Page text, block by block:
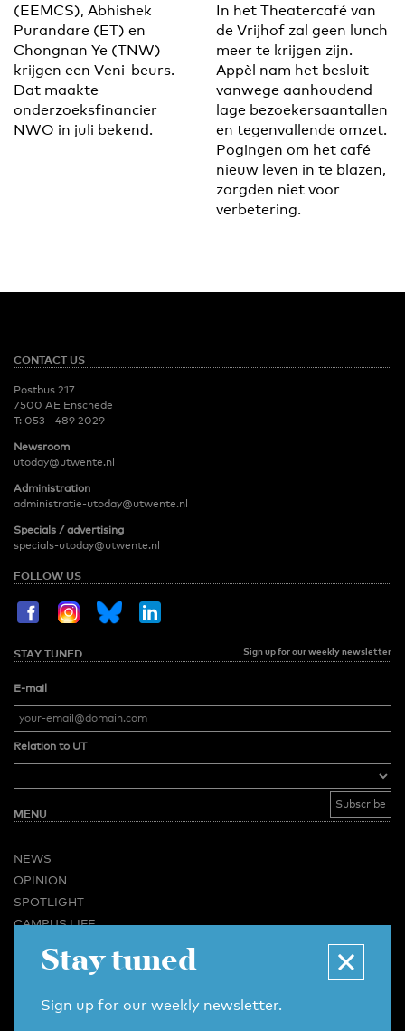
(EEMCS), Abhishek
Purandare (ET) en
Chongnan Ye (TNW)
krijgen een Veni-beurs.
Dat maakte
onderzoeksfinancier
NWO in juli bekend.
In het Theatercafé van
de Vrijhof zal geen lunch
meer te krijgen zijn.
Appèl nam het besluit
vanwege aanhoudend
lage bezoekersaantallen
en tegenvallende omzet.
Pogingen om het café
nieuw leven in te blazen,
zorgden niet voor
verbetering.
CONTACT US
Postbus 217
7500 AE Enschede
T: 053 - 489 2029
Newsroom
utoday@utwente.nl
Administration
administratie-utoday@utwente.nl
Specials / advertising
specials-utoday@utwente.nl
FOLLOW US
STAY TUNED Sign up for our weekly newsletter
E-mail
Relation to UT
MENU
NEWS
OPINION
SPOTLIGHT
CAMPUS LIFE
VIDEO
BUSINESS & CAREER
Stay tuned
Sign up for our weekly newsletter.